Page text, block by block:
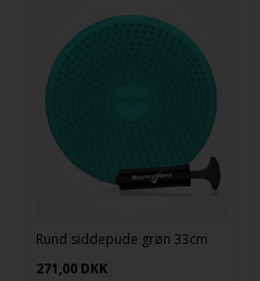
Rund siddepude grøn 33cm
271,00 DKK